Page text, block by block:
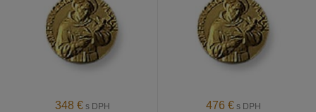
348 € s DPH
476 € s DPH